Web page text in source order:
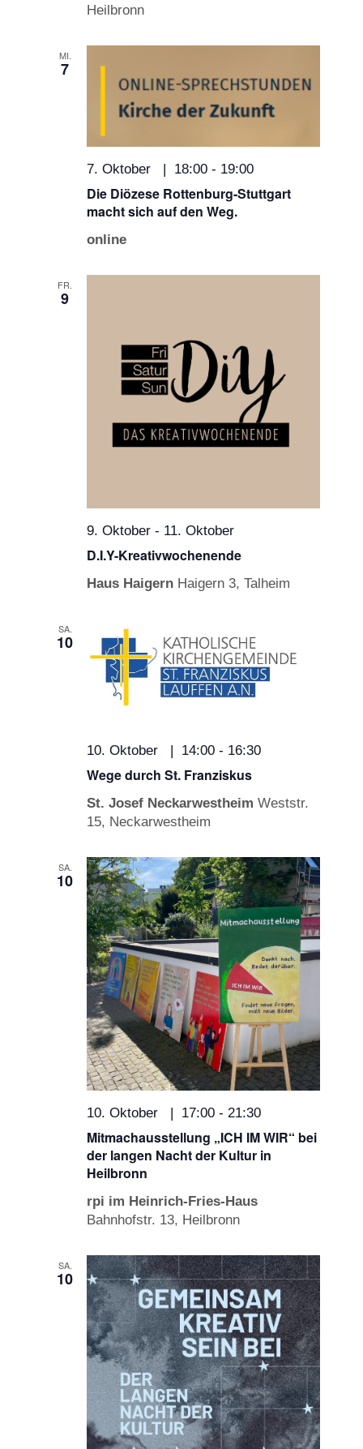
Heilbronn
MI.
7
Die Diözese Rottenburg-Stuttgart
macht sich auf den Weg.
7. Oktober | 18:00 - 19:00
online
FR.
9
D.I.Y-Kreativwochenende
9. Oktober - 11. Oktober
Haus Haigern Haigern 3, Talheim
SA.
10
Wege durch St. Franziskus
10. Oktober | 14:00 - 16:30
St. Josef NeckarwestheimWeststr.
15, Neckarwestheim
SA.
10
Mitmachausstellung „ICH IM WIR“ bei
der langen Nacht der Kultur in
Heilbronn
10. Oktober | 17:00 - 21:30
rpi im Heinrich-Fries-Haus
Bahnhofstr. 13, Heilbronn
SA.
10